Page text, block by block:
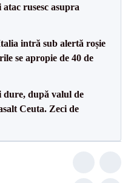
rusesc asupra
intră sub alertă roșie
se apropie de 40 de
dure, după valul de
Ceuta. Zeci de